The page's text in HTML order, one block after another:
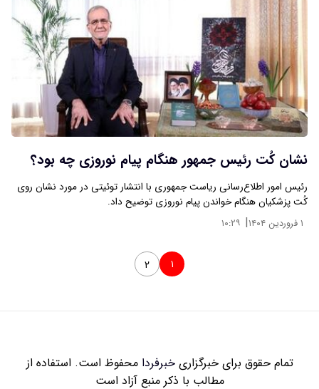
نشان کُت رئیس جمهور هنگام پیام نوروزی چه بود؟
رئیس امور اطلاع‌رسانی ریاست جمهوری با انتشار توئیتی در مورد نشان روی
کُت پزشکیان هنگام خواندن پیام نوروزی توضیح داد.
۱ فروردین ۱۴۰۴ | ۱۰:۲۹
۱ ۲
تمام حقوق برای خبرگزاریخبرفردامحفوظ است. استفاده از
مطالب با ذکر منبع آزاد است